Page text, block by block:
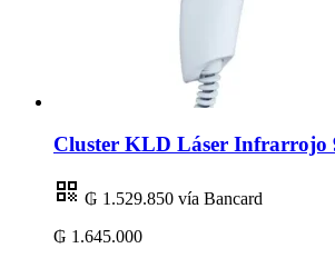
Cluster KLD Láser Infrarrojo
₲ 1.529.850 vía Bancard
₲ 1.645.000